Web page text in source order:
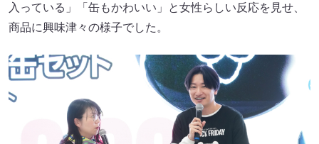
入っている」「缶もかわいい」と女性らしい反応を見せ、
商品に興味津々の様子でした。